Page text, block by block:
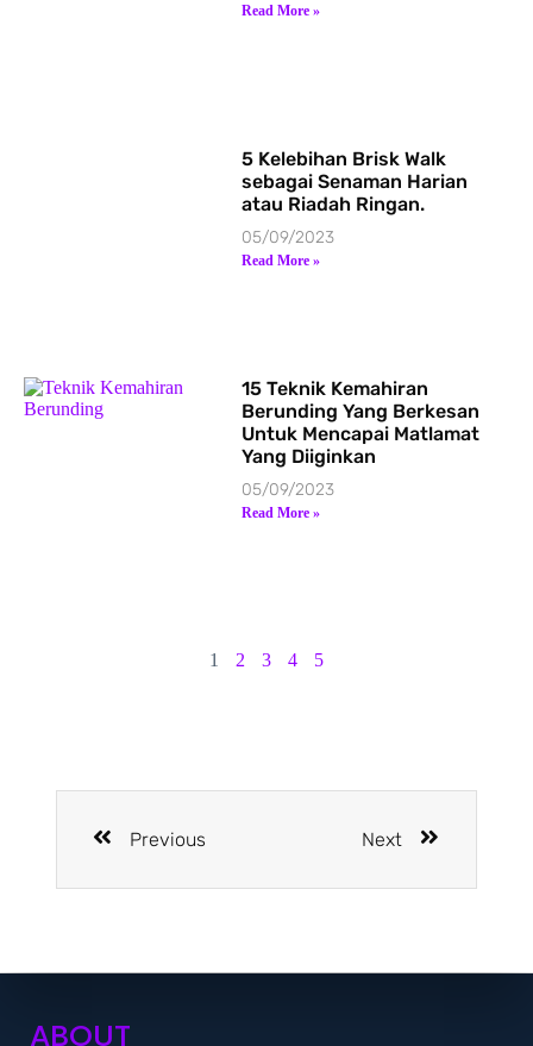
Read More »
5 Kelebihan Brisk Walk
sebagai Senaman Harian
atau Riadah Ringan.
05/09/2023
Read More »
15 Teknik Kemahiran
Berunding Yang Berkesan
Untuk Mencapai Matlamat
Yang Diiginkan
05/09/2023
Read More »
1 2 3 4 5
Previous Next
ABOUT